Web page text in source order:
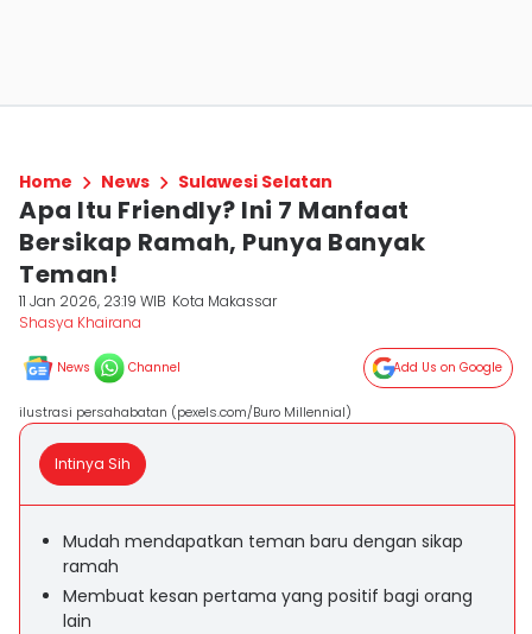
Home News Sulawesi Selatan
Apa Itu Friendly? Ini 7 Manfaat
Bersikap Ramah, Punya Banyak
Teman!
11 Jan 2026, 23:19 WIB Kota Makassar
Shasya Khairana
News Channel Add Us on Google
ilustrasi persahabatan (pexels.com/Buro Millennial)
Intinya Sih
Mudah mendapatkan teman baru dengan sikap
ramah
Membuat kesan pertama yang positif bagi orang
lain